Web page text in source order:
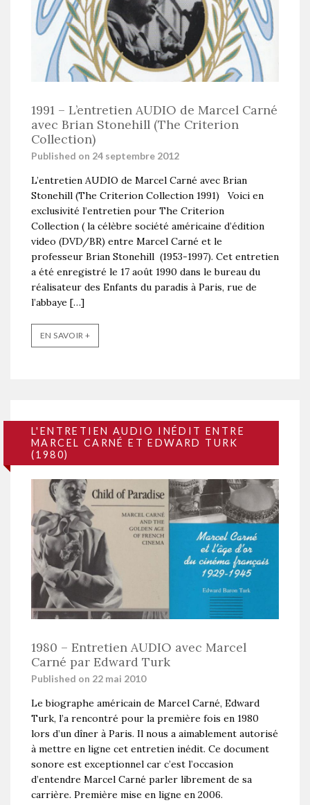
1991 – L’entretien AUDIO de Marcel Carné
avec Brian Stonehill (The Criterion
Collection)
Published on 24 septembre 2012
L’entretien AUDIO de Marcel Carné avec Brian
Stonehill (The Criterion Collection 1991) Voici en
exclusivité l’entretien pour The Criterion
Collection ( la célèbre société américaine d’édition
video (DVD/BR) entre Marcel Carné et le
professeur Brian Stonehill (1953-1997). Cet entretien
a été enregistré le 17 août 1990 dans le bureau du
réalisateur des Enfants du paradis à Paris, rue de
l’abbaye […]
EN SAVOIR +
L'ENTRETIEN AUDIO INÉDIT ENTRE
MARCEL CARNÉ ET EDWARD TURK
(1980)
1980 – Entretien AUDIO avec Marcel
Carné par Edward Turk
Published on 22 mai 2010
Le biographe américain de Marcel Carné, Edward
Turk, l’a rencontré pour la première fois en 1980
lors d’un dîner à Paris. Il nous a aimablement autorisé
à mettre en ligne cet entretien inédit. Ce document
sonore est exceptionnel car c’est l’occasion
d’entendre Marcel Carné parler librement de sa
carrière. Première mise en ligne en 2006.